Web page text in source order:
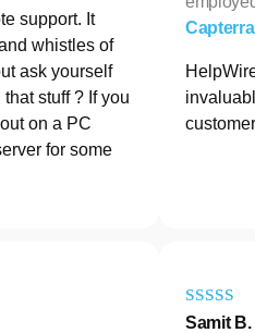
support. It
whistles of
ask yourself
stuff ? If you
on a PC
for some
Samit B.